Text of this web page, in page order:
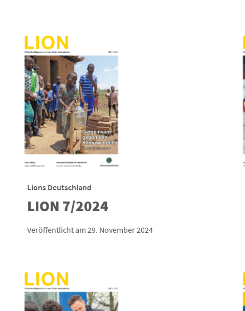
Lions Deutschland
LION 7/2024
Veröffentlicht am 29. November 2024